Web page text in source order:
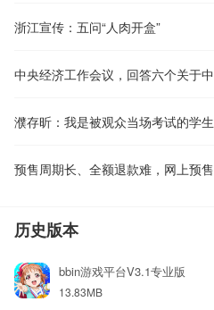
浙江宣传：五问“人肉开盒”
濮存昕：我是被观众当场考试的学生
历史版本
bbin游戏平台V3.1专业版
13.83MB